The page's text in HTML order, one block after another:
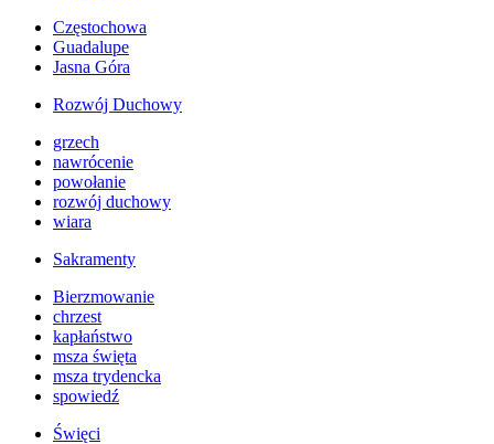
Częstochowa
Guadalupe
Jasna Góra
Rozwój Duchowy
grzech
nawrócenie
powołanie
rozwój duchowy
wiara
Sakramenty
Bierzmowanie
chrzest
kapłaństwo
msza święta
msza trydencka
spowiedź
Święci